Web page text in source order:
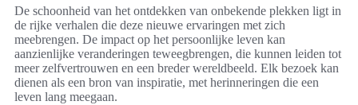
De schoonheid van het ontdekken van onbekende plekken ligt in
de rijke verhalen die deze nieuwe ervaringen met zich
meebrengen. De impact op het persoonlijke leven kan
aanzienlijke veranderingen teweegbrengen, die kunnen leiden tot
meer zelfvertrouwen en een breder wereldbeeld. Elk bezoek kan
dienen als een bron van inspiratie, met herinneringen die een
leven lang meegaan.